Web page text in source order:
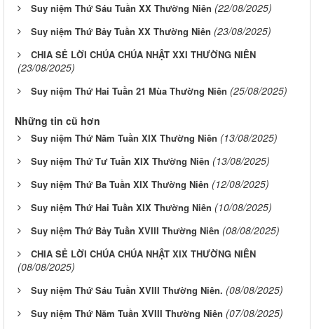
Suy niệm Thứ Sáu Tuần XX Thường Niên (22/08/2025)
Suy niệm Thứ Bảy Tuần XX Thường Niên (23/08/2025)
CHIA SẺ LỜI CHÚA CHÚA NHẬT XXI THƯỜNG NIÊN
(23/08/2025)
Suy niệm Thứ Hai Tuần 21 Mùa Thường Niên (25/08/2025)
Những tin cũ hơn
Suy niệm Thứ Năm Tuần XIX Thường Niên (13/08/2025)
Suy niệm Thứ Tư Tuần XIX Thường Niên (13/08/2025)
Suy niệm Thứ Ba Tuần XIX Thường Niên (12/08/2025)
Suy niệm Thứ Hai Tuần XIX Thường Niên (10/08/2025)
Suy niệm Thứ Bảy Tuần XVIII Thường Niên (08/08/2025)
CHIA SẺ LỜI CHÚA CHÚA NHẬT XIX THƯỜNG NIÊN
(08/08/2025)
Suy niệm Thứ Sáu Tuần XVIII Thường Niên. (08/08/2025)
Suy niệm Thứ Năm Tuần XVIII Thường Niên (07/08/2025)